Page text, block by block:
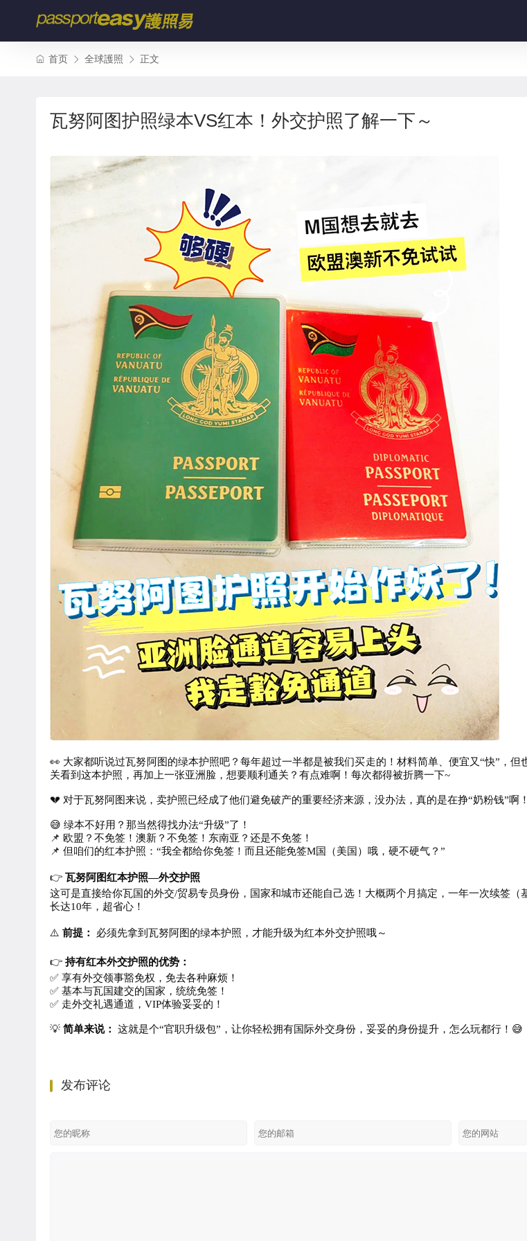
首页 全球護照 正文
瓦努阿图护照绿本VS红本！外交护照了解一下～
👀 大家都听说过瓦努阿图的绿本护照吧？每年超过一半都是被我们买走的！材料简单、便宜又“快”，但
关看到这本护照，再加上一张亚洲脸，想要顺利通关？有点难啊！每次都得被折腾一下~
💔 对于瓦努阿图来说，卖护照已经成了他们避免破产的重要经济来源，没办法，真的是在挣“奶粉钱”啊！
😅 绿本不好用？那当然得找办法“升级”了！
📌 欧盟？不免签！澳新？不免签！东南亚？还是不免签！
📌 但咱们的红本护照：“我全都给你免签！而且还能免签M国（美国）哦，硬不硬气？”
👉 瓦努阿图红本护照—外交护照
这可是直接给你瓦国的外交/贸易专员身份，国家和城市还能自己选！大概两个月搞定，一年一次续签（
长达10年，超省心！
⚠️ 前提： 必须先拿到瓦努阿图的绿本护照，才能升级为红本外交护照哦～
👉 持有红本外交护照的优势：
✅ 享有外交领事豁免权，免去各种麻烦！
✅ 基本与瓦国建交的国家，统统免签！
✅ 走外交礼遇通道，VIP体验妥妥的！
💡 简单来说： 这就是个“官职升级包”，让你轻松拥有国际外交身份，妥妥的身份提升，怎么玩都行！😅
发布评论